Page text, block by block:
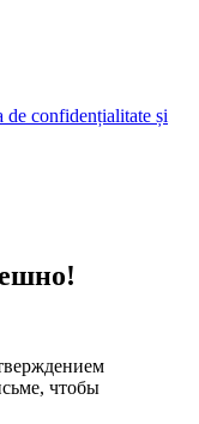
de confidențialitate și
чтобы